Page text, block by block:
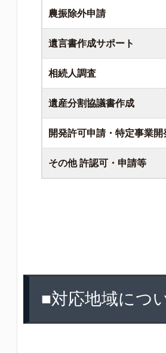
農振除外申請
遺言書作成サポート
相続人調査
遺産分割協議書作成
開発許可申請・特定事業開
その他 許認可・申請等
■対応地域につ